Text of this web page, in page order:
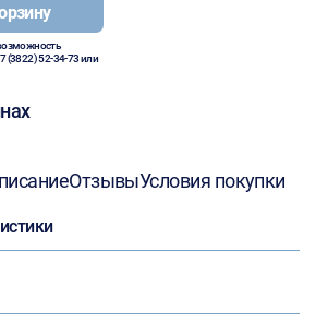
(3822) 52-34-73или
ОтзывыУсловия покупки